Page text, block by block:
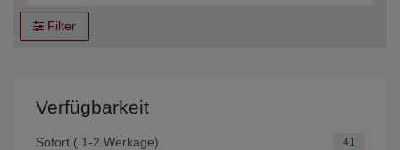
Filter
Verfügbarkeit
Sofort ( 1-2 Werkage) 41